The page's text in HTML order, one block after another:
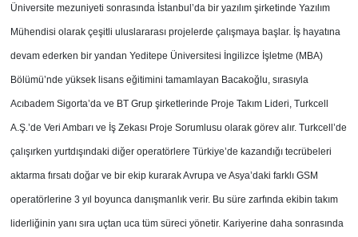
Üniversite mezuniyeti sonrasında İstanbul’da bir yazılım şirketinde Yazılım
Mühendisi olarak çeşitli uluslararası projelerde çalışmaya başlar. İş hayatına
devam ederken bir yandan Yeditepe Üniversitesi İngilizce İşletme (MBA)
Bölümü’nde yüksek lisans eğitimini tamamlayan Bacakoğlu, sırasıyla
Acıbadem Sigorta’da ve BT Grup şirketlerinde Proje Takım Lideri, Turkcell
A.Ş.’de Veri Ambarı ve İş Zekası Proje Sorumlusu olarak görev alır. Turkcell’de
çalışırken yurtdışındaki diğer operatörlere Türkiye’de kazandığı tecrübeleri
aktarma fırsatı doğar ve bir ekip kurarak Avrupa ve Asya’daki farklı GSM
operatörlerine 3 yıl boyunca danışmanlık verir. Bu süre zarfında ekibin takım
liderliğinin yanı sıra uçtan uca tüm süreci yönetir. Kariyerine daha sonrasında